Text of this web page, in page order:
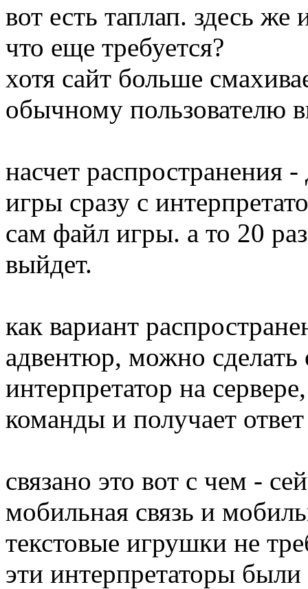
вот есть таплап. здесь же
что еще требуется?
хотя сайт больше
обычному пользователю
насчет распространения
игры сразу с
сам файл игры. а то 20
выйдет.
как вариант
адвентюр, можно сделать
интерпретатор на
команды и получает
связано это вот с чем -
мобильная связь и
текстовые игрушки не
эти интерпретаторы